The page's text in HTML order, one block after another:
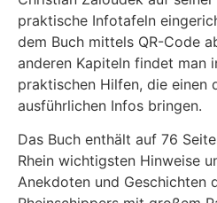
praktische Infotafeln
dem Buch mittels QR-Code
anderen Kapiteln findet man
praktischen Hilfen, die einen
ausführlichen Infos bringen.
Das Buch enthält auf 76
Rhein wichtigsten Hinweise
Anekdoten und Geschichten